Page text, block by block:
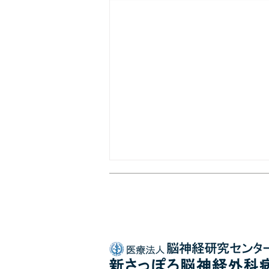
詳細をご確認のうえ、ご来院くだ
さい。